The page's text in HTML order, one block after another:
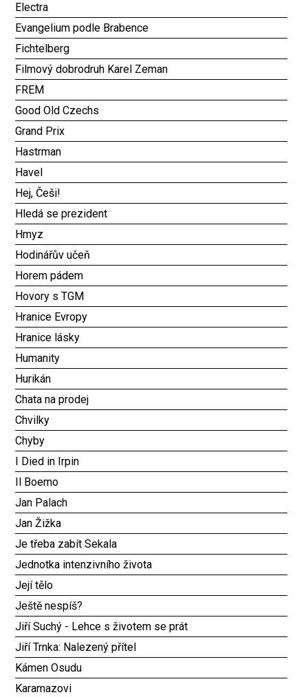
Electra
Evangelium podle Brabence
Fichtelberg
Filmový dobrodruh Karel Zeman
FREM
Good Old Czechs
Grand Prix
Hastrman
Havel
Hej, Češi!
Hledá se prezident
Hmyz
Hodinářův učeň
Horem pádem
Hovory s TGM
Hranice Evropy
Hranice lásky
Humanity
Hurikán
Chata na prodej
Chvilky
Chyby
I Died in Irpin
Il Boemo
Jan Palach
Jan Žižka
Je třeba zabít Sekala
Jednotka intenzivního života
Její tělo
Ještě nespíš?
Jiří Suchý - Lehce s životem se prát
Jiří Trnka: Nalezený přítel
Kámen Osudu
Karamazovi